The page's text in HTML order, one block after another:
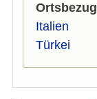
Ortsbezug
Italien
Türkei